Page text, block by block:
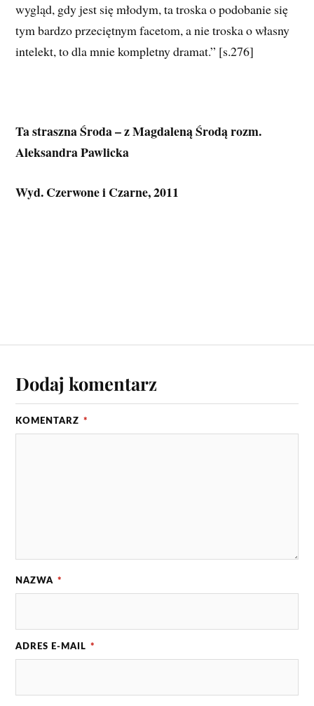
wygląd, gdy jest się młodym, ta troska o podobanie się
tym bardzo przeciętnym facetom, a nie troska o własny
intelekt, to dla mnie kompletny dramat.” [s.276]
Ta straszna Środa – z Magdaleną Środą rozm.
Aleksandra Pawlicka
Wyd. Czerwone i Czarne, 2011
Dodaj komentarz
KOMENTARZ *
NAZWA *
ADRES E-MAIL *